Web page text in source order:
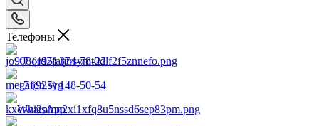
Телефоны
+7 (495) 374-78-22
+7 (925) 148-50-54
WhatsApp